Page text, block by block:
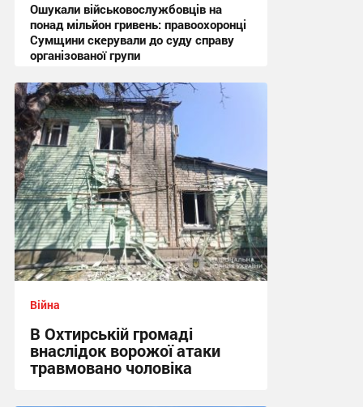
Ошукали військовослужбовців на
понад мільйон гривень: правоохоронці
Сумщини скерували до суду справу
організованої групи
12:47 сьогодні
Війна
В Охтирській громаді
внаслідок ворожої атаки
травмовано чоловіка